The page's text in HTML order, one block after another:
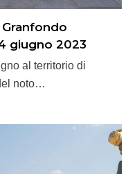
giugno 2023
al territorio di
noto…